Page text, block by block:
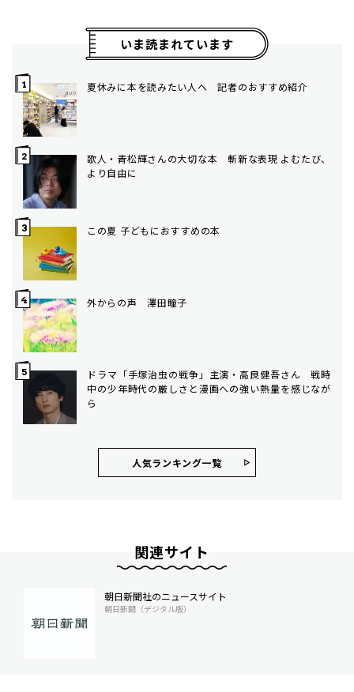
いま読まれています
夏休みに本を読みたい人へ 記者のおすすめ紹介
歌人・青松輝さんの大切な本 斬新な表現 よむたび、
より自由に
この夏 子どもにおすすめの本
外からの声 澤田瞳子
ドラマ「手塚治虫の戦争」主演・高良健吾さん 戦時
中の少年時代の厳しさと漫画への強い熱量を感じなが
ら
人気ランキング⼀覧
関連サイト
朝日新聞社のニュースサイト
朝日新聞（デジタル版）